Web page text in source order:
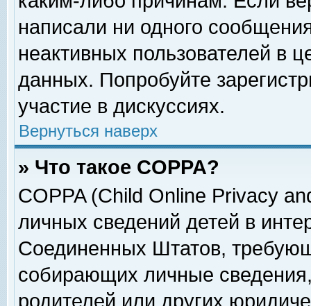
написали ни одного
неактивных пользователей в
данных. Попробуйте
участие в дискуссиях.
Вернуться наверх
» Что такое COPPA?
COPPA (Child Online Privacy
личных сведений детей в
Соединенных Штатов,
собирающих личные
родителей или других